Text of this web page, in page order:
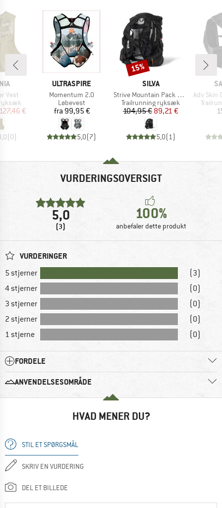
Vest
pris
€
(0)
MÆRKE
ULTRASPIRE
Artikel
Momentum 2.0
Produktgruppe
Løbevest
Pris
fra 99,95 €
5,0(7)
MÆRKE
SILVA
Artikel
Strive Mountain Pack 17+3
Produktgruppe
Trailrunning ryksæk
Pris
104,95 €Nedsat pris
89,21 €
5,0(1)
Rabat
15%
Artikel
Adv Skin
VURDERINGSOVERSIGT
5,0
(3)
100%
anbefaler dette produkt
VURDERINGER
5 stjerner
(3)
4 stjerner
(0)
3 stjerner
(0)
2 stjerner
(0)
1 stjerne
(0)
FORDELE
ANVENDELSESOMRÅDE
HVAD MENER DU?
STIL ET SPØRGSMÅL
SKRIV EN VURDERING
DEL ET BILLEDE